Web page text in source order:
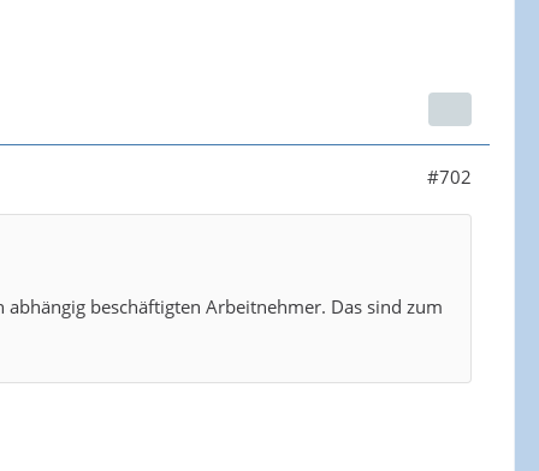
#702
beschäftigten Arbeitnehmer. Das sind zum